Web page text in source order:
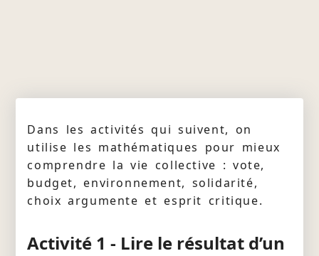
Dans les activités qui suivent, on
utilise les mathématiques pour mieux
comprendre la vie collective : vote,
budget, environnement, solidarité,
choix argumente et esprit critique.
Activité 1 - Lire le résultat d’un